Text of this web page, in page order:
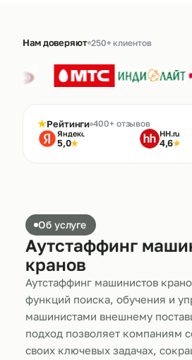
Нам доверяют 250+ клиентов
★Рейтинги 400+ отзывов
Яндекс
5,0★
HH.ru
4,6★
Об услуге
Аутстаффинг
кранов
Аутстаффинг машинистов
функций поиска, обучения и
машинистами внешнему
подход позволяет компаниям
своих ключевых задачах,